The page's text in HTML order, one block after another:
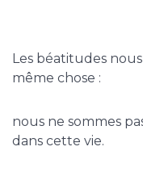
Les béatitudes
même chose :
nous ne sommes
dans cette vie.